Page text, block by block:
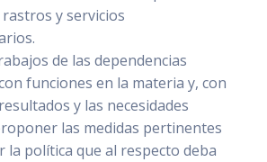
y servicios
de las dependencias
funciones en la materia y, con
y las necesidades
las medidas pertinentes
la política que al respecto deba